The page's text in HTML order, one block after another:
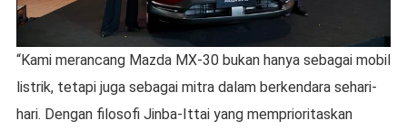
“Kami merancang Mazda MX-30 bukan hanya sebagai mobil
listrik, tetapi juga sebagai mitra dalam berkendara sehari-
hari. Dengan filosofi Jinba-Ittai yang memprioritaskan